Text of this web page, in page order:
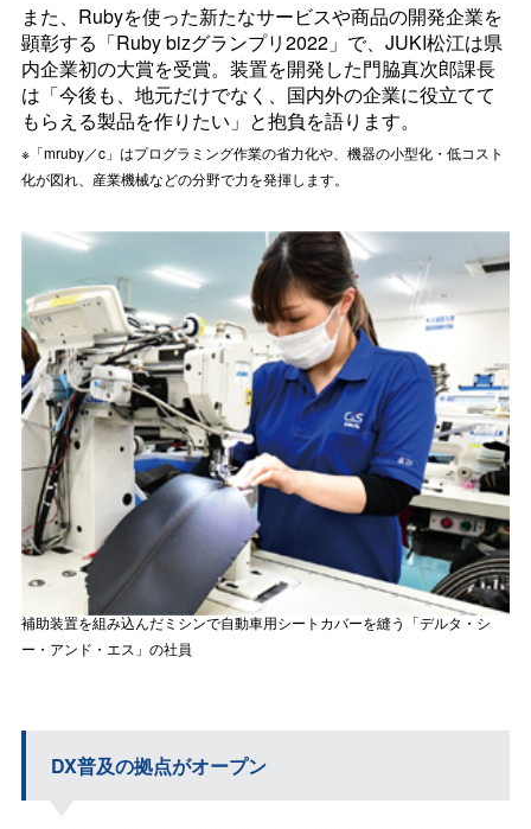
また、 Rubyを使った新たなサービスや商品の開発企業を
顕彰する「Ruby bizグランプリ2022」で、 JUKI松江は県
内企業初の大賞を受賞。装置を開発した門脇真次郎課長
は「今後も、地元だけでなく、国内外の企業に役立てて
もらえる製品を作りたい」と抱負を語ります。
※「mruby／c」はプログラミング作業の省力化や、機器の小型化・低コスト
化が図れ、産業機械などの分野で力を発揮します。
補助装置を組み込んだミシンで自動車用シートカバーを縫う「デルタ・シ
ー・アンド・エス」の社員
DX普及の拠点がオープン